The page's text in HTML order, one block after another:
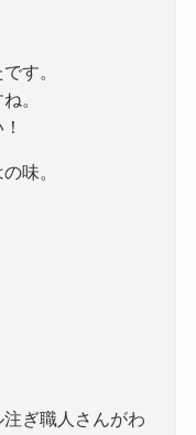
す。
。
味。
ぎ職人さんがわ